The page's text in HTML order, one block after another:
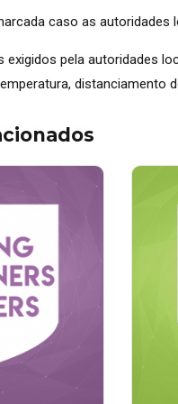
caso as
pela autoridades
distanciamento